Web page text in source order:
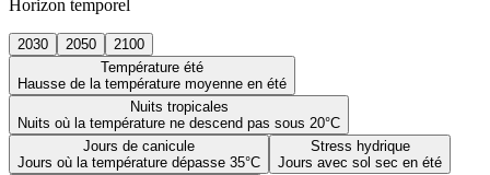
Horizon temporel
2030 2050
2100
Température été
Hausse de la température moyenne en été
Nuits tropicales
Nuits où la température ne descend pas sous 20°C
Jours de canicule
Jours où la température dépasse 35°C
Stress hydrique
Jours avec sol sec en été